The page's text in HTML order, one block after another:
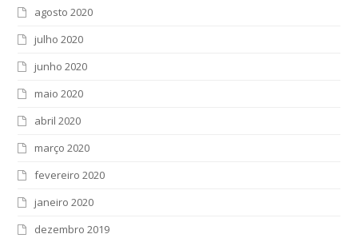
agosto 2020
julho 2020
junho 2020
maio 2020
abril 2020
março 2020
fevereiro 2020
janeiro 2020
dezembro 2019